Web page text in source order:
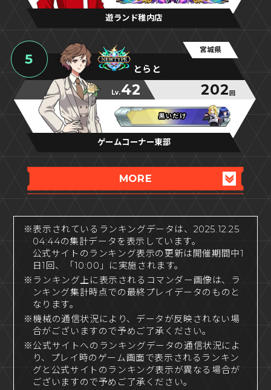
遊ランド稚内店
5
宮城県
とらと
Lv.42 202 回
黒いだけ
黒いだけ
黒いだけ
ゲームコーナー東部
MORE
※表示されているランキングデータは、2025.12.25
04:44の集計データを表示しています。
公式サイトのランキング表示の更新は開催期間中1
日1回、「10:00」に実施されます。
※ランキング上に表示されるコマンダー画像は、ラ
ンキング集計時点での最終プレイデータのものと
なります。
※機械の通信状況により、データが反映されない場
合がございますので予めご了承ください。
※公式サイトへのランキングデータの通信状況によ
り、プレイ時のゲーム画面で表示されるランキン
グと公式サイトのランキング表示が異なる場合が
ございますので予めご了承ください。